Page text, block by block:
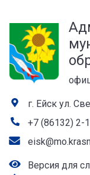
г. Ейск ул.
+7 (86132) 2-
Версия для